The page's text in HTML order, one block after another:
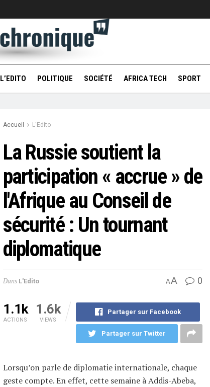
L’EDITO POLITIQUE SOCIÉTÉ AFRICA TECH SPORT
Accueil L'Edito
La Russie soutient la
participation « accrue » de
l'Afrique au Conseil de
sécurité : Un tournant
diplomatique
Dans L'Edito AA 0
1.1k
ACTIONS
1.6k
VIEWS
Partager sur Facebook
Partager sur Twitter
Lorsqu’on parle de diplomatie internationale, chaque
geste compte. En effet, cette semaine à Addis-Abeba,